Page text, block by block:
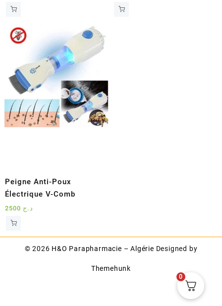
د.ج 10600.
د.ج 8900.
Peigne Anti-Poux
Électrique V-Comb
د.ج
© 2026 H&O Parapharmacie – Algérie Designed by
Themehunk
0